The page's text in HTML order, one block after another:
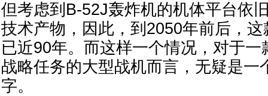
但考虑到B-52J轰炸机的机体平台依
技术产物，因此，到2050年前后，
已近90年。而这样一个情况，对于
战略任务的大型战机而言，无疑是一
字。